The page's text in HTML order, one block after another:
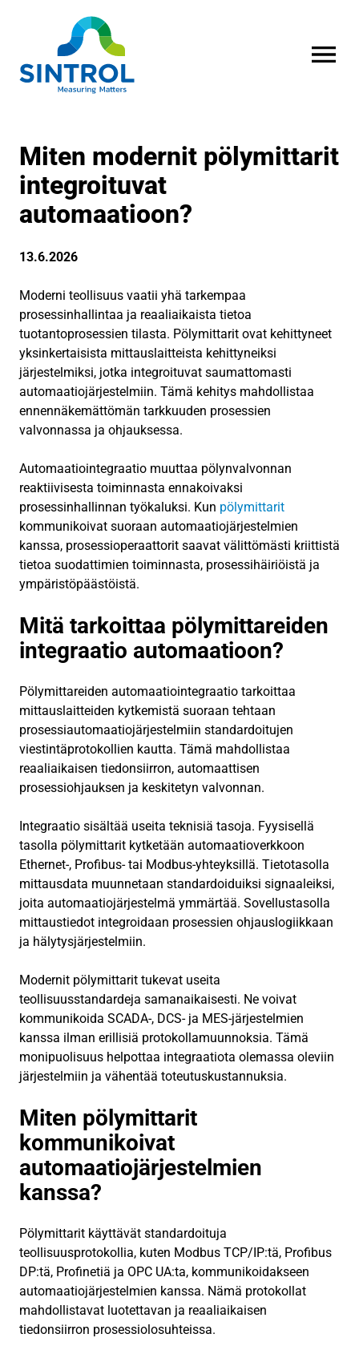
Miten modernit pölymittarit
integroituvat
automaatioon?
13.6.2026
Moderni teollisuus vaatii yhä tarkempaa
prosessinhallintaa ja reaaliaikaista tietoa
tuotantoprosessien tilasta. Pölymittarit ovat kehittyneet
yksinkertaisista mittauslaitteista kehittyneiksi
järjestelmiksi, jotka integroituvat saumattomasti
automaatiojärjestelmiin. Tämä kehitys mahdollistaa
ennennäkemättömän tarkkuuden prosessien
valvonnassa ja ohjauksessa.
Automaatiointegraatio muuttaa pölynvalvonnan
reaktiivisesta toiminnasta ennakoivaksi
prosessinhallinnan työkaluksi. Kun pölymittarit
kommunikoivat suoraan automaatiojärjestelmien
kanssa, prosessioperaattorit saavat välittömästi kriittistä
tietoa suodattimien toiminnasta, prosessihäiriöistä ja
ympäristöpäästöistä.
Mitä tarkoittaa pölymittareiden
integraatio automaatioon?
Pölymittareiden automaatiointegraatio tarkoittaa
mittauslaitteiden kytkemistä suoraan tehtaan
prosessiautomaatiojärjestelmiin standardoitujen
viestintäprotokollien kautta. Tämä mahdollistaa
reaaliaikaisen tiedonsiirron, automaattisen
prosessiohjauksen ja keskitetyn valvonnan.
Integraatio sisältää useita teknisiä tasoja. Fyysisellä
tasolla pölymittarit kytketään automaatioverkkoon
Ethernet-, Profibus- tai Modbus-yhteyksillä. Tietotasolla
mittausdata muunnetaan standardoiduiksi signaaleiksi,
joita automaatiojärjestelmä ymmärtää. Sovellustasolla
mittaustiedot integroidaan prosessien ohjauslogiikkaan
ja hälytysjärjestelmiin.
Modernit pölymittarit tukevat useita
teollisuusstandardeja samanaikaisesti. Ne voivat
kommunikoida SCADA-, DCS- ja MES-järjestelmien
kanssa ilman erillisiä protokollamuunnoksia. Tämä
monipuolisuus helpottaa integraatiota olemassa oleviin
järjestelmiin ja vähentää toteutuskustannuksia.
Miten pölymittarit
kommunikoivat
automaatiojärjestelmien
kanssa?
Pölymittarit käyttävät standardoituja
teollisuusprotokollia, kuten Modbus TCP/IP:tä, Profibus
DP:tä, Profinetiä ja OPC UA:ta, kommunikoidakseen
automaatiojärjestelmien kanssa. Nämä protokollat
mahdollistavat luotettavan ja reaaliaikaisen
tiedonsiirron prosessiolosuhteissa.